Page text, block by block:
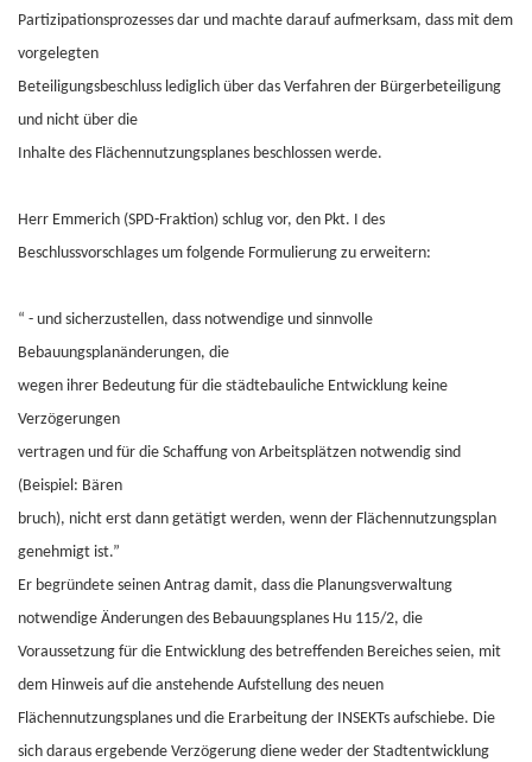
Partizipationsprozesses dar und machte darauf aufmerksam, dass mit dem
vorgelegten
Beteiligungsbeschluss lediglich über das Verfahren der Bürgerbeteiligung
und nicht über die
Inhalte des Flächennutzungsplanes beschlossen werde.
Herr Emmerich (SPD-Fraktion) schlug vor, den Pkt. I des
Beschlussvorschlages um folgende Formulierung zu erweitern:
“ - und sicherzustellen, dass notwendige und sinnvolle
Bebauungsplanänderungen, die
wegen ihrer Bedeutung für die städtebauliche Entwicklung keine
Verzögerungen
vertragen und für die Schaffung von Arbeitsplätzen notwendig sind
(Beispiel: Bären
bruch), nicht erst dann getätigt werden, wenn der Flächennutzungsplan
genehmigt ist.”
Er begründete seinen Antrag damit, dass die Planungsverwaltung
notwendige Änderungen des Bebauungsplanes Hu 115/2, die
Voraussetzung für die Entwicklung des betreffenden Bereiches seien, mit
dem Hinweis auf die anstehende Aufstellung des neuen
Flächennutzungsplanes und die Erarbeitung der INSEKTs aufschiebe. Die
sich daraus ergebende Verzögerung diene weder der Stadtentwicklung